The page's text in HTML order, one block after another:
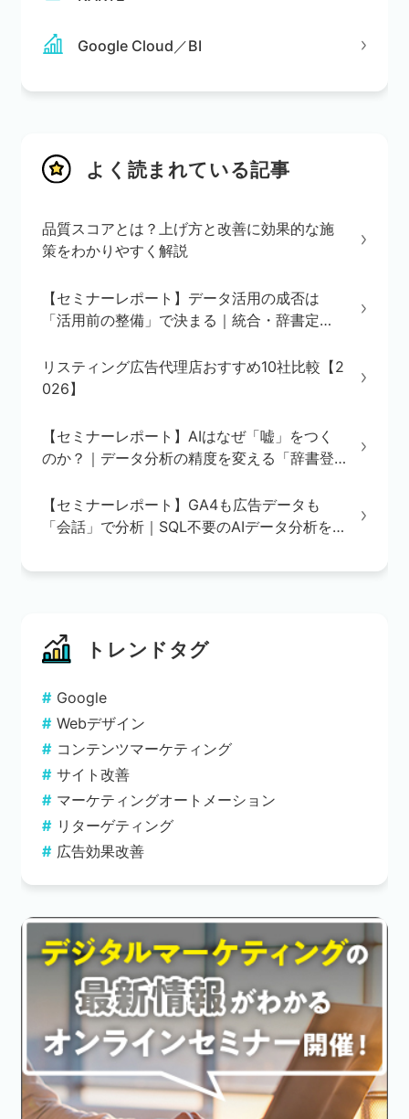
Google Cloud／BI
よく読まれている記事
品質スコアとは？上げ方と改善に効果的な施
策をわかりやすく解説
【セミナーレポート】データ活用の成否は
「活用前の整備」で決まる｜統合・辞書定
リスティング広告代理店おすすめ10社比較【2
026】
【セミナーレポート】AIはなぜ「嘘」をつく
のか？｜データ分析の精度を変える「辞書登
【セミナーレポート】GA4も広告データも
「会話」で分析｜SQL不要のAIデータ分析を
トレンドタグ
Google
Webデザイン
コンテンツマーケティング
サイト改善
マーケティングオートメーション
リターゲティング
広告効果改善